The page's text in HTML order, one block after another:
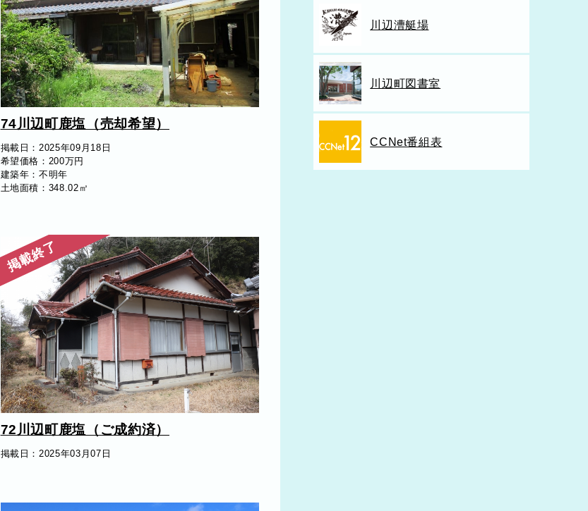
74川辺町鹿塩（売却希望）
掲載日：2025年09月18日
希望価格：200万円
建築年：不明年
土地面積：348.02㎡
掲載終了
72川辺町鹿塩（ご成約済）
掲載日：2025年03月07日
川辺漕艇場
川辺町図書室
CCNet番組表